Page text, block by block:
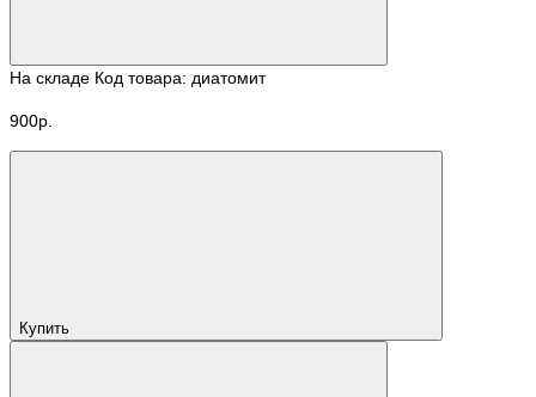
На складе Код товара: диатомит
900р.
Купить